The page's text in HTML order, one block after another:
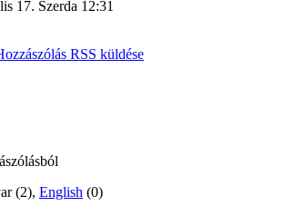
17. Szerda 12:31
(2), English (0)